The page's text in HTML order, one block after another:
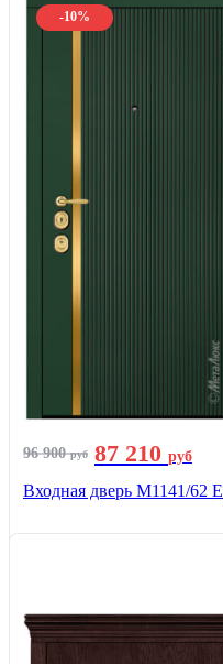
-10%
96 900руб 87 210 руб
Входная дверь М1141/62 Е